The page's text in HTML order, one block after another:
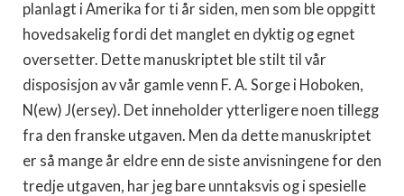
planlagt i Amerika for ti år siden, men som ble oppgitt
hovedsakelig fordi det manglet en dyktig og egnet
oversetter. Dette manuskriptet ble stilt til vår
disposisjon av vår gamle venn F. A. Sorge i Hoboken,
N(ew) J(ersey). Det inneholder ytterligere noen tillegg
fra den franske utgaven. Men da dette manuskriptet
er så mange år eldre enn de siste anvisningene for den
tredje utgaven, har jeg bare unntaksvis og i spesielle